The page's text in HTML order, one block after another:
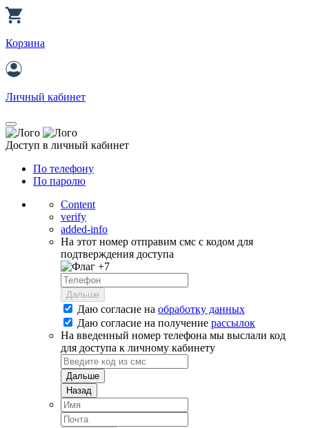
Корзина
Личный кабинет
Доступ в личный кабинет
По телефону
По паролю
Content
verify
added-info
На этот номер отправим смс с кодом для
подтверждения доступа
+7
Дальше
Даю согласие на обработку данных
Даю согласие на получение рассылок
На введенный номер телефона мы выслали код
для доступа к личному кабинету
Дальше
Назад